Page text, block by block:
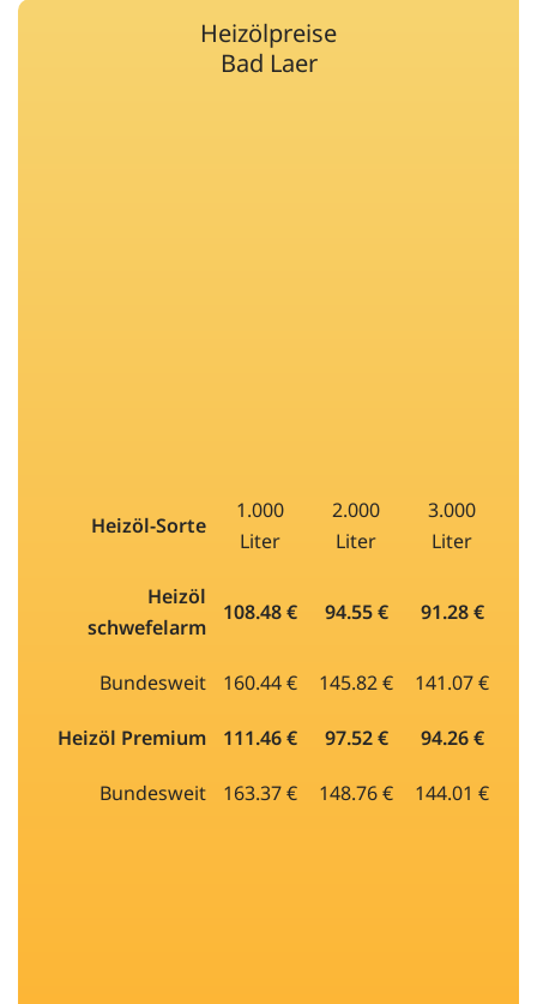
Heizölpreise
Bad Laer
Heizöl-Sorte
1.000
Liter
2.000
Liter
3.000
Liter
Heizöl
schwefelarm
108.48 € 94.55 € 91.28 €
Bundesweit 160.44 € 145.82 € 141.07 €
Heizöl Premium 111.46 € 97.52 € 94.26 €
Bundesweit 163.37 € 148.76 € 144.01 €